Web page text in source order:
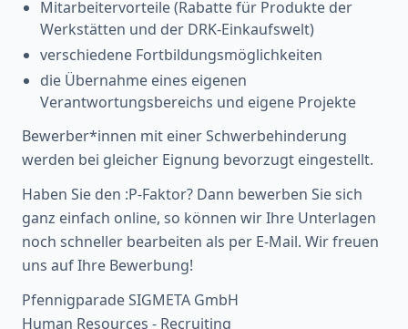
Mitarbeitervorteile (Rabatte für Produkte der
Werkstätten und der DRK-Einkaufswelt)
verschiedene Fortbildungsmöglichkeiten
die Übernahme eines eigenen
Verantwortungsbereichs und eigene Projekte
Bewerber*innen mit einer Schwerbehinderung
werden bei gleicher Eignung bevorzugt eingestellt.
Haben Sie den :P-Faktor? Dann bewerben Sie sich
ganz einfach online, so können wir Ihre Unterlagen
noch schneller bearbeiten als per E-Mail. Wir freuen
uns auf Ihre Bewerbung!
Pfennigparade SIGMETA GmbH
Human Resources - Recruiting